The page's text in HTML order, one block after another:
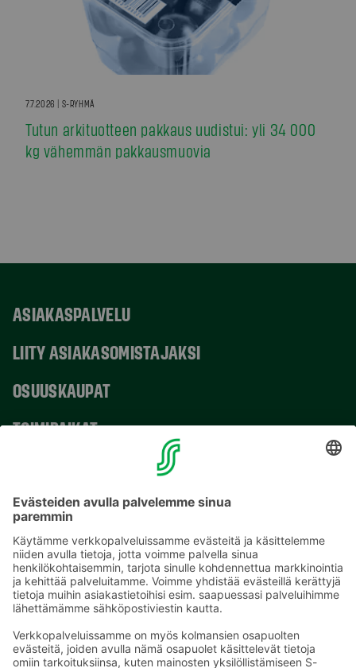
7.7.2026 | S-RYHMÄ
Tutun arkituotteen pakkaus uudistui: yli 34 000
kg vähemmän pakkausmuovia
ASIAKASPALVELU
LIITY ASIAKASOMISTAJAKSI
OSUUSKAUPAT
TOIMIPAIKAT
Sähköpostiosoitteet S-ryhmässä ovat muotoa
etunimi.sukunimi@sok.fi
Seuraa meitä: